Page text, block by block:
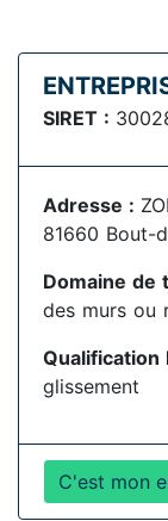
SIRET :
Adresse :
81660 Bout-
Domaine de
des murs ou
Qualification
glissement
C'est mon